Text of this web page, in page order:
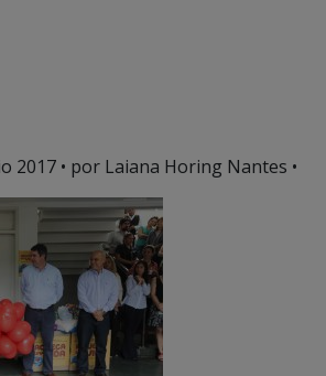
2017 • por Laiana Horing Nantes •